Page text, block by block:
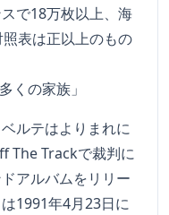
で18万枚以上、海
表は正以上のもの
くの家族」
ルテはよりまれに
The Trackで裁判に
アルバムをリリー
1991年4月23日に